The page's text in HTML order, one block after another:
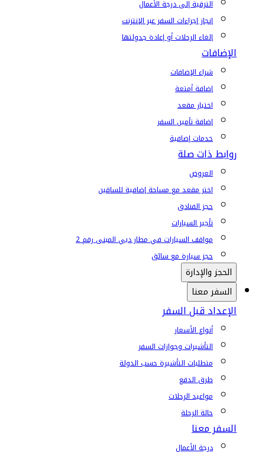
الترقية إلى درجة الأعمال
إنجاز إجراءات السفر عبر الإنترنت
إلغاء الرحلات أو إعادة جدولتها
الإضافات
شراء الإضافات
إضافة أمتعة
اختيار مقعد
إضافة تأمين السفر
خدمات إضافية
روابط ذات صلة
العروض
اختر مقعد مع مساحة إضافية للساقين
حجز الفنادق
تأجير السيارات
مواقف السيارات في مطار دبي المبنى رقم 2
حجز سيارة مع سائق
الحجز والإدارة
السفر معنا
الإعداد قبل السفر
أنواع الأسعار
التأشيرات وجوازات السفر
متطلبات التأشيرة حسب الدولة
طرق الدفع
مواعيد الرحلات
حالة الرحلة
السفر معنا
درجة الأعمال